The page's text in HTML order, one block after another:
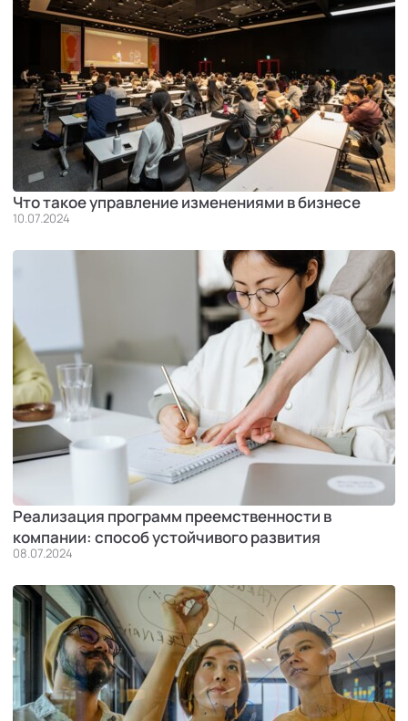
Что такое управление изменениями в бизнесе
10.07.2024
Реализация программ преемственности в
компании: способ устойчивого развития
08.07.2024